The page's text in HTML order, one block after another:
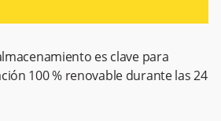
es clave para
100 % renovable durante las 24